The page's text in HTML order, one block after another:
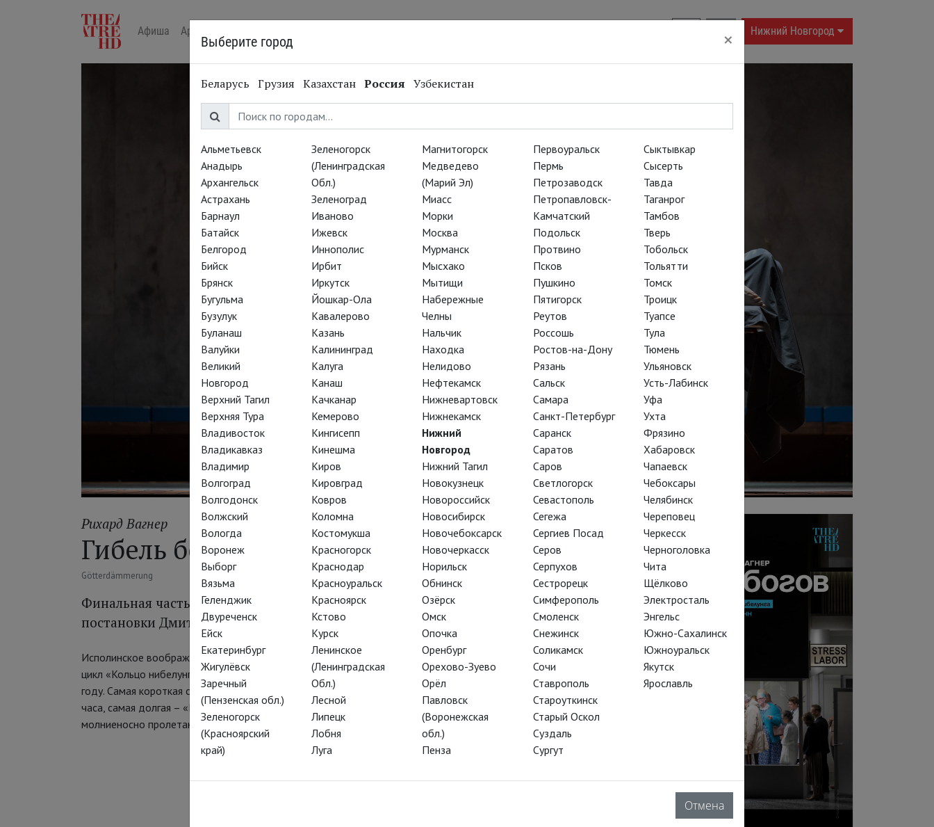
Нижний Новгород
Афиша Арт-лекторий в кино
Рихард Вагнер
Гибель богов
Götterdämmerung
Финальная часть тетралогии «Кольцо нибелунга», эпохальной
постановки Дмитрия Чернякова в Берлинской опере
Исполинское воображение Вагнера не знает преград; абсолют его гения – 16-часовой
цикл «Кольцо нибелунга», завораживающий зрителей со дня премьеры в Байройте в 1876
году. Самая короткая опера – предвечерие «Золото Рейна» – длится два с половиной
часа, самая долгая – «Гибель богов», она звучит более пяти часов. Но это – невероятные,
молниеносно пролетающие часы.
Выберите город ×
Беларусь Грузия Казахстан Россия Узбекистан
Альметьевск
Анадырь
Архангельск
Астрахань
Барнаул
Батайск
Белгород
Бийск
Брянск
Бугульма
Бузулук
Буланаш
Валуйки
Великий
Новгород
Верхний Тагил
Верхняя Тура
Владивосток
Владикавказ
Владимир
Волгоград
Волгодонск
Волжский
Вологда
Воронеж
Выборг
Вязьма
Геленджик
Двуреченск
Ейск
Екатеринбург
Жигулёвск
Заречный
(Пензенская обл.)
Зеленогорск
(Красноярский
край)
Зеленогорск
(Ленинградская
Обл.)
Зеленоград
Иваново
Ижевск
Иннополис
Ирбит
Иркутск
Йошкар-Ола
Кавалерово
Казань
Калининград
Калуга
Канаш
Качканар
Кемерово
Кингисепп
Кинешма
Киров
Кировград
Ковров
Коломна
Костомукша
Красногорск
Краснодар
Красноуральск
Красноярск
Кстово
Курск
Ленинское
(Ленинградская
Обл.)
Лесной
Липецк
Лобня
Луга
Магнитогорск
Медведево
(Марий Эл)
Миасс
Морки
Москва
Мурманск
Мысхако
Мытищи
Набережные
Челны
Нальчик
Находка
Нелидово
Нефтекамск
Нижневартовск
Нижнекамск
Нижний
Новгород
Нижний Тагил
Новокузнецк
Новороссийск
Новосибирск
Новочебоксарск
Новочеркасск
Норильск
Обнинск
Озёрск
Омск
Опочка
Оренбург
Орехово-Зуево
Орёл
Павловск
(Воронежская
обл.)
Пенза
Первоуральск
Пермь
Петрозаводск
Петропавловск-
Камчатский
Подольск
Протвино
Псков
Пушкино
Пятигорск
Реутов
Россошь
Ростов-на-Дону
Рязань
Сальск
Самара
Санкт-Петербург
Саранск
Саратов
Саров
Светлогорск
Севастополь
Сегежа
Сергиев Посад
Серов
Серпухов
Сестрорецк
Симферополь
Смоленск
Снежинск
Соликамск
Сочи
Ставрополь
Староуткинск
Старый Оскол
Суздаль
Сургут
Сыктывкар
Сысерть
Тавда
Таганрог
Тамбов
Тверь
Тобольск
Тольятти
Томск
Троицк
Туапсе
Тула
Тюмень
Ульяновск
Усть-Лабинск
Уфа
Ухта
Фрязино
Хабаровск
Чапаевск
Чебоксары
Челябинск
Череповец
Черкесск
Черноголовка
Чита
Щёлково
Электросталь
Энгельс
Южно-Сахалинск
Южноуральск
Якутск
Ярославль
Отмена